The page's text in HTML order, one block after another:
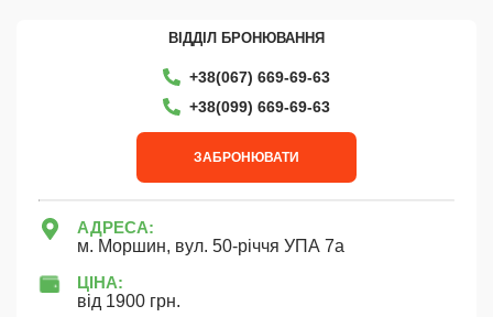
ВІДДІЛ БРОНЮВАННЯ
+38(067) 669-69-63
+38‎(099) 669-69-63
ЗАБРОНЮВАТИ
АДРЕСА:
м. Моршин, вул. 50-річчя УПА 7а
ЦІНА:
від 1900 грн.